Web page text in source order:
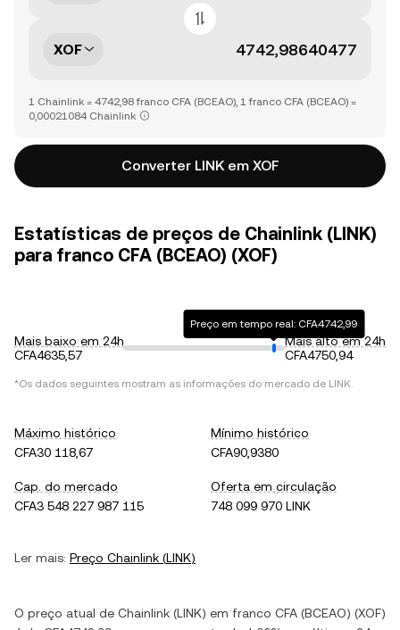
XOF
1 Chainlink = 4742,98 franco CFA (BCEAO), 1 franco CFA (BCEAO) =
0,00021084 Chainlink
Converter LINK em XOF
Estatísticas de preços de Chainlink (LINK)
para franco CFA (BCEAO) (XOF)
Mais baixo em 24h
CFA4635,57
Preço em tempo real: CFA4742,99
Mais alto em 24h
CFA4750,94
*Os dados seguintes mostram as informações do mercado de LINK.
Máximo histórico
CFA30 118,67
Mínimo histórico
CFA90,9380
Cap. do mercado
CFA3 548 227 987 115
Oferta em circulação
748 099 970 LINK
Ler mais: Preço Chainlink (LINK)
O preço atual de Chainlink (LINK) em franco CFA (BCEAO) (XOF)